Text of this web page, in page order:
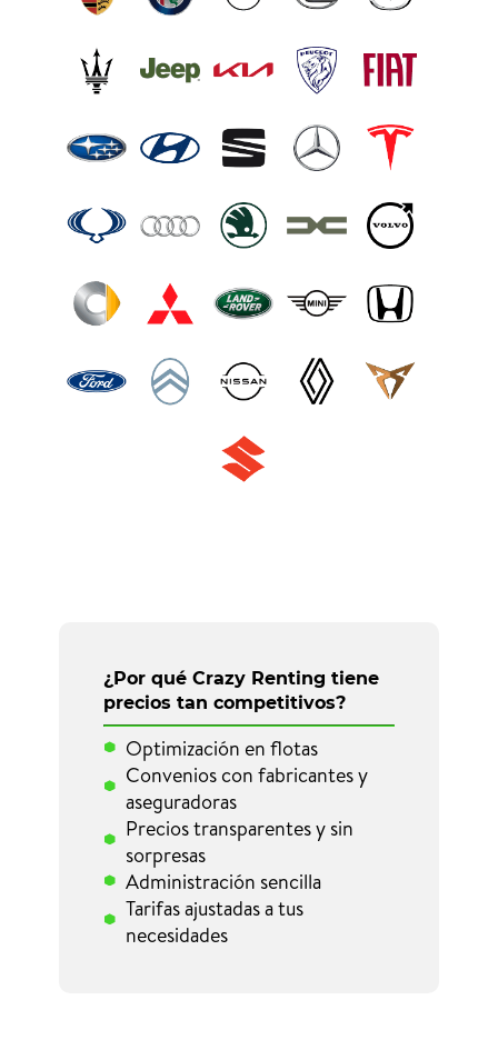
¿Por qué Crazy Renting tiene
precios tan competitivos?
Optimización en flotas
Convenios con fabricantes y
aseguradoras
Precios transparentes y sin
sorpresas
Administración sencilla
Tarifas ajustadas a tus
necesidades